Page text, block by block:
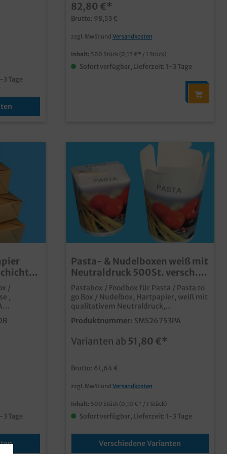
Tage
fettdicht und geschmacksneutralideal
für Nudeln, Reis, Frühlingsrollen, usw.
schon ab 50.000 Stück mit Ihrem
individuellen Motiv bedruckbar
82,80 €*
Brutto: 98,53 €
zzgl. MwSt und Versandkosten
Inhalt: 500 Stück (0,17 €* / 1 Stück)
Sofort verfügbar, Lieferzeit: 1-3 Tage
/
,
für
Bio
Tage
Pasta- & Nudelboxen weiß mit
Neutraldruck 500St. versch.
Größen
Pastabox / Foodbox für Pasta / Pasta to
go Box / Nudelbox, Hartpapier, weiß mit
qualitativem Neutraldruck,
verschiedene Größen gemäß Auswahl
praktische und beliebte Foodboxen für
Streetfood oder Lieferservice.
Innenseite PE beschichtet für optimale
qualitatives und hochwertiges
bestellbar (16oz/500ml & 26oz/750ml)
auch in Ihrem Wunschdesign
Kundenservice
Produktnummer: SMS26753PA
Varianten ab 51,80 €*
Brutto: 61,64 €
zzgl. MwSt und Versandkosten
Inhalt: 500 Stück (0,10 €* / 1 Stück)
Sofort verfügbar, Lieferzeit: 1-3 Tage
Verschiedene Varianten